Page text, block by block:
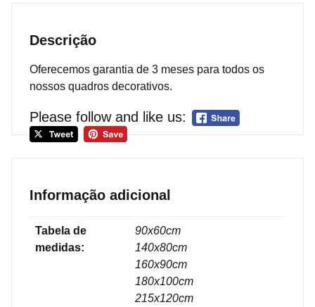
Descrição
Oferecemos garantia de 3 meses para todos os
nossos quadros decorativos.
Please follow and like us:
Informação adicional
Tabela de
medidas:
90x60cm
140x80cm
160x90cm
180x100cm
215x120cm